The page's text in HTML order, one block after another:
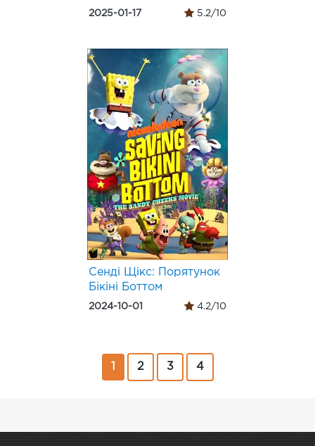
2025-01-17 5.2/10
Сенді Щікс: Порятунок
Бікіні Боттом
2024-10-01 4.2/10
2 3 4